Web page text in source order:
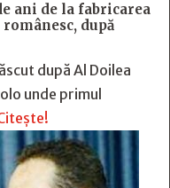
ani de la fabricarea
după
după Al Doilea
unde primul